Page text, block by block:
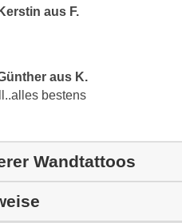
Kerstin aus F.
aus K.
bestens
Wandtattoos